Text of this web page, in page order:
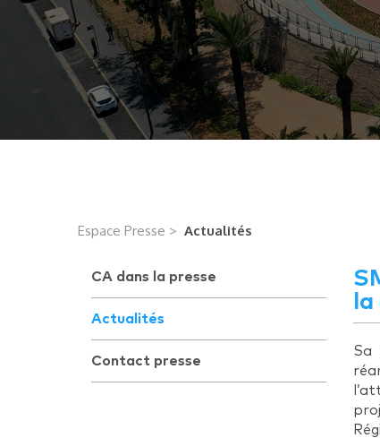
Espace Presse > Actualités
CA dans la presse
Actualités
Contact presse
Sa